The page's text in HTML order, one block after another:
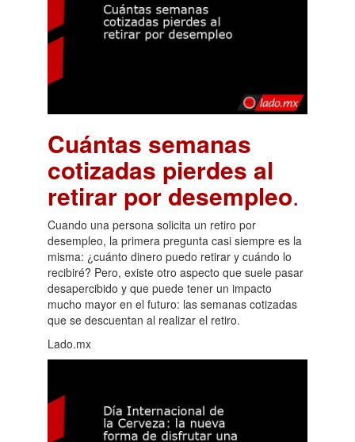
Cuántas semanas
cotizadas pierdes al
retirar por desempleo.
Cuando una persona solicita un retiro por
desempleo, la primera pregunta casi siempre es la
misma: ¿cuánto dinero puedo retirar y cuándo lo
recibiré? Pero, existe otro aspecto que suele pasar
desapercibido y que puede tener un impacto
mucho mayor en el futuro: las semanas cotizadas
que se descuentan al realizar el retiro.
Lado.mx